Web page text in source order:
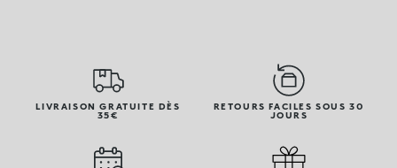
LIVRAISON GRATUITE DÈS
35€
RETOURS FACILES SOUS 30
JOURS